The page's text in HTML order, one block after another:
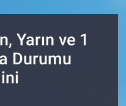
Yarın ve 1
Durumu